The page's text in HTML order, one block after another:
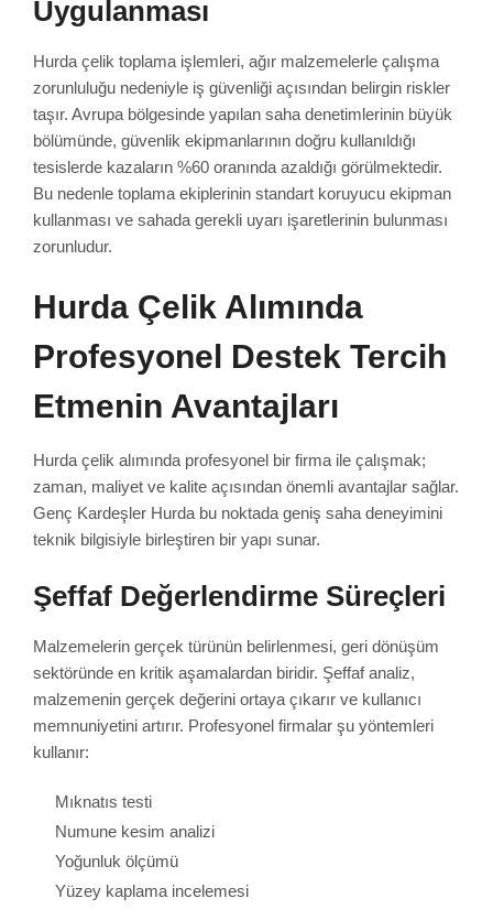
Uygulanması
Hurda çelik toplama işlemleri, ağır malzemelerle çalışma
zorunluluğu nedeniyle iş güvenliği açısından belirgin riskler
taşır. Avrupa bölgesinde yapılan saha denetimlerinin büyük
bölümünde, güvenlik ekipmanlarının doğru kullanıldığı
tesislerde kazaların %60 oranında azaldığı görülmektedir.
Bu nedenle toplama ekiplerinin standart koruyucu ekipman
kullanması ve sahada gerekli uyarı işaretlerinin bulunması
zorunludur.
Hurda Çelik Alımında
Profesyonel Destek Tercih
Etmenin Avantajları
Hurda çelik alımında profesyonel bir firma ile çalışmak;
zaman, maliyet ve kalite açısından önemli avantajlar sağlar.
Genç Kardeşler Hurda bu noktada geniş saha deneyimini
teknik bilgisiyle birleştiren bir yapı sunar.
Şeffaf Değerlendirme Süreçleri
Malzemelerin gerçek türünün belirlenmesi, geri dönüşüm
sektöründe en kritik aşamalardan biridir. Şeffaf analiz,
malzemenin gerçek değerini ortaya çıkarır ve kullanıcı
memnuniyetini artırır. Profesyonel firmalar şu yöntemleri
kullanır:
Mıknatıs testi
Numune kesim analizi
Yoğunluk ölçümü
Yüzey kaplama incelemesi